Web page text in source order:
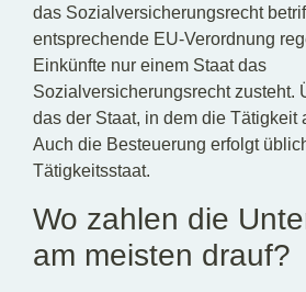
das Sozialversicherungsrecht
entsprechende EU-Verordnung
Einkünfte nur einem Staat das
Sozialversicherungsrecht zusteht.
das der Staat, in dem die Tätigkeit
Auch die Besteuerung erfolgt
Tätigkeitsstaat.
Wo zahlen die
am meisten drauf?